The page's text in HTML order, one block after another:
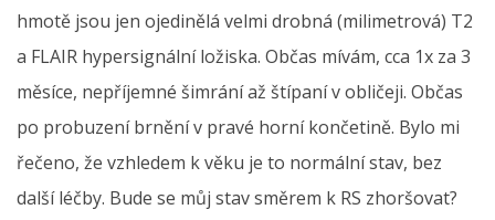
hmotě jsou jen ojedinělá velmi drobná (milimetrová) T2
a FLAIR hypersignální ložiska. Občas mívám, cca 1x za 3
měsíce, nepříjemné šimrání až štípaní v obličeji. Občas
po probuzení brnění v pravé horní končetině. Bylo mi
řečeno, že vzhledem k věku je to normální stav, bez
další léčby. Bude se můj stav směrem k RS zhoršovat?